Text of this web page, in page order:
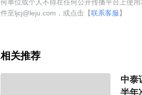
何单位或个人不得在任何公开传播平台上使
件至ljcj@leju.com，或点击【联系客服】
相关推荐
中泰
半年